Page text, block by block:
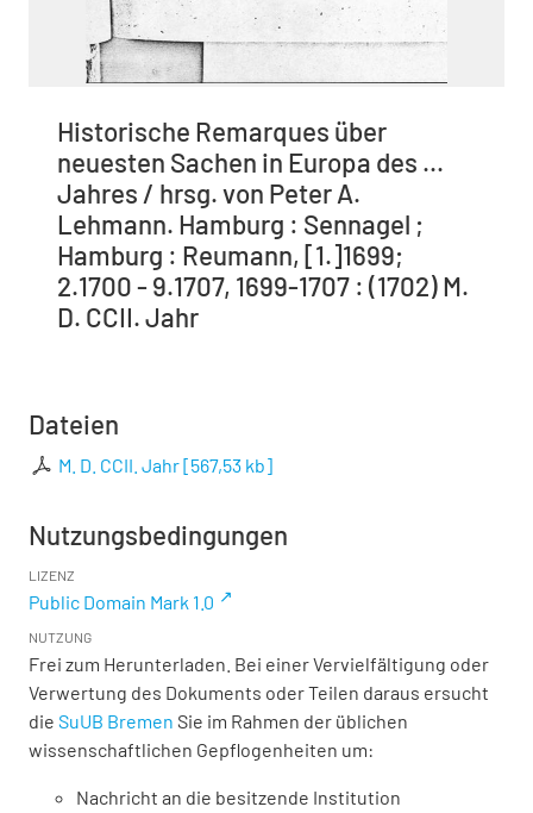
Historische Remarques über
neuesten Sachen in Europa des ...
Jahres / hrsg. von Peter A.
Lehmann. Hamburg : Sennagel ;
Hamburg : Reumann, [1.]1699;
2.1700 - 9.1707, 1699-1707 : (1702) M.
D. CCII. Jahr
Dateien
M. D. CCII. Jahr[567,53 kb]
Nutzungsbedingungen
LIZENZ
Public Domain Mark 1.0
NUTZUNG
Frei zum Herunterladen. Bei einer Vervielfältigung oder
Verwertung des Dokuments oder Teilen daraus ersucht
die SuUB Bremen Sie im Rahmen der üblichen
wissenschaftlichen Gepflogenheiten um:
Nachricht an die besitzende Institution